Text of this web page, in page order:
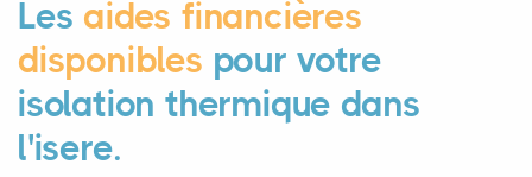
Les aides financières
disponibles pour votre
isolation thermique dans
l'isere.